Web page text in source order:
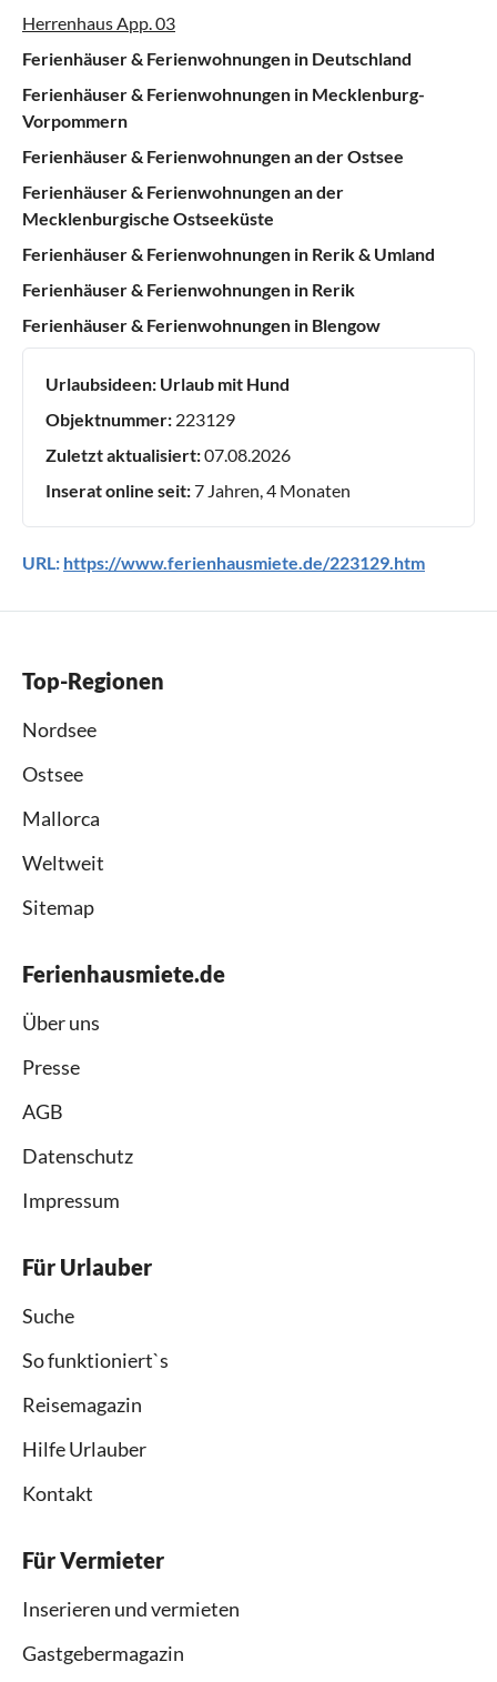
Herrenhaus App. 03
Ferienhäuser & Ferienwohnungen in Deutschland
Ferienhäuser & Ferienwohnungen in Mecklenburg-
Vorpommern
Ferienhäuser & Ferienwohnungen an der Ostsee
Ferienhäuser & Ferienwohnungen an der
Mecklenburgische Ostseeküste
Ferienhäuser & Ferienwohnungen in Rerik & Umland
Ferienhäuser & Ferienwohnungen in Rerik
Ferienhäuser & Ferienwohnungen in Blengow
Urlaubsideen: Urlaub mit Hund
Objektnummer: 223129
Zuletzt aktualisiert:07.08.2026
Inserat online seit:7 Jahren, 4 Monaten
URL: https://www.ferienhausmiete.de/223129.htm
Top-Regionen
Nordsee
Ostsee
Mallorca
Weltweit
Sitemap
Ferienhausmiete.de
Über uns
Presse
AGB
Datenschutz
Impressum
Für Urlauber
Suche
So funktioniert`s
Reisemagazin
Hilfe Urlauber
Kontakt
Für Vermieter
Inserieren und vermieten
Gastgebermagazin